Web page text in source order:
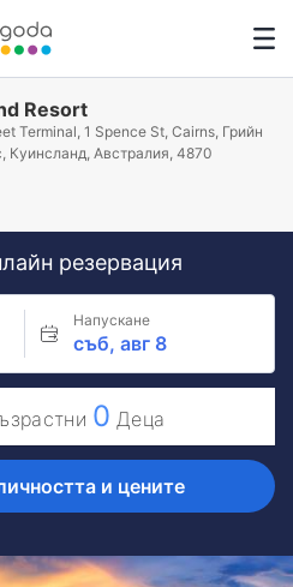
Resort
Terminal, 1 Spence St, Cairns, Грийн
Куинсланд, Австралия, 4870
резервация
Напускане
съб, авг 8
0 Деца
и цените